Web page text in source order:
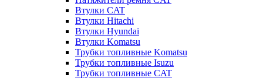
Втулки CAT
Втулки Hitachi
Втулки Hyundai
Втулки Komatsu
Трубки топливные Komatsu
Трубки топливные Isuzu
Трубки топливные CAT